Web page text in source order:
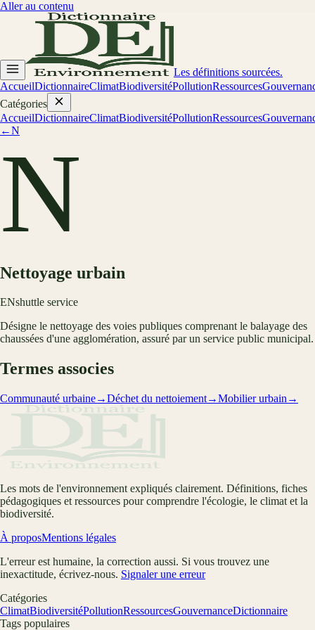
Aller au contenu
Les définitions sourcées.
AccueilDictionnaireClimatBiodiversitéPollutionRessources
Catégories
AccueilDictionnaireClimatBiodiversitéPollutionRessources
←N
N
Nettoyage urbain
ENshuttle service
Désigne le nettoyage des voies publiques comprenant le balayage des
chaussées d'une agglomération, assuré par un service public municipal.
Termes associes
Communauté urbaine→Déchet du nettoiement→Mobilier urbain →
Les mots de l'environnement expliqués clairement. Définitions, fiches
pédagogiques et ressources pour comprendre l'écologie, le climat et la
biodiversité.
À proposMentions légales
L'erreur est humaine, la correction aussi. Si vous trouvez une
inexactitude, écrivez-nous. Signaler une erreur
Catégories
ClimatBiodiversitéPollutionRessourcesGouvernanceDictionnaire
Tags populaires